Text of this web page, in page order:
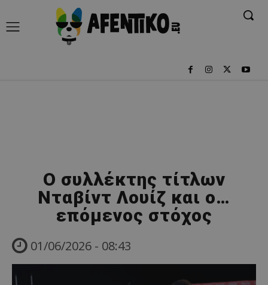
Ο συλλέκτης τίτλων
Νταβίντ Λουίζ και ο…
επόμενος στόχος
01/06/2026 - 08:43